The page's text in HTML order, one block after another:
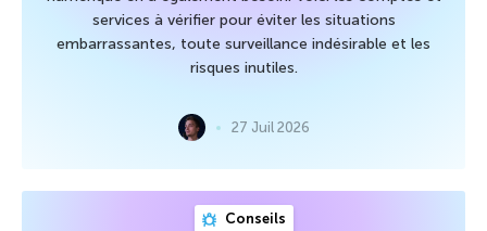
services à vérifier pour éviter les situations
embarrassantes, toute surveillance indésirable et les
risques inutiles.
27 Juil 2026
Conseils